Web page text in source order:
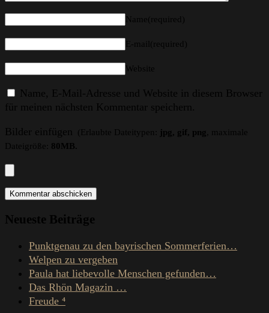
Name(required)
E-mail(required)
Website
Name, E-Mail-Adresse und Website in diesem Browser
für meinen nächsten Kommentar speichern.
Bilder einfügen (Erlaubte Dateitypen: jpg, gif, png
, maximale
Dateigröße: 80MB.
Neueste Beiträge
Punktgenau zu den bayrischen Sommerferien…
Welpen zu vergeben
Paula hat liebevolle Menschen gefunden…
Das Rhön Magazin …
Freude ⁴